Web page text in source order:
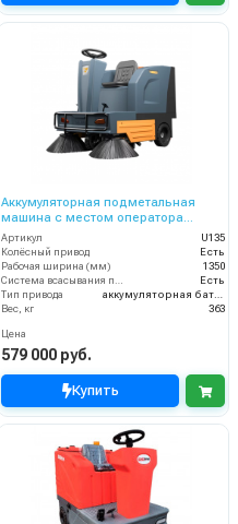
Аккумуляторная подметальная
машина с местом оператора
Chancee U135
Артикул
U135
Колёсный привод
Есть
Рабочая ширина (мм)
1350
Система всасывания пыли
Есть
Тип привода
аккумуляторная батарея
Вес, кг
363
Цена
579 000 руб.
Купить